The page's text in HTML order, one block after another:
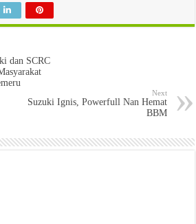
dan SCRC
Next
Suzuki Ignis, Powerfull Nan Hemat
BBM